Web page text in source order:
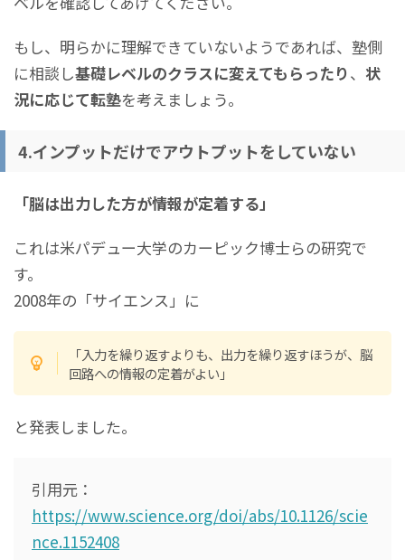
もし、明らかに理解できていないようであれば、塾側
に相談し基礎レベルのクラスに変えてもらったり 、 状
況に応じて転塾を考えましょう。
4.インプットだけでアウトプットをしていない
「脳は出力した方が情報が定着する」
これは米パデュー大学のカーピック博士らの研究で
す。
2008年の「サイエンス」に
「入力を繰り返すよりも、出力を繰り返すほうが、脳
回路への情報の定着がよい」
と発表しました。
引用元：
https://www.science.org/doi/abs/10.1126/scie
nce.1152408